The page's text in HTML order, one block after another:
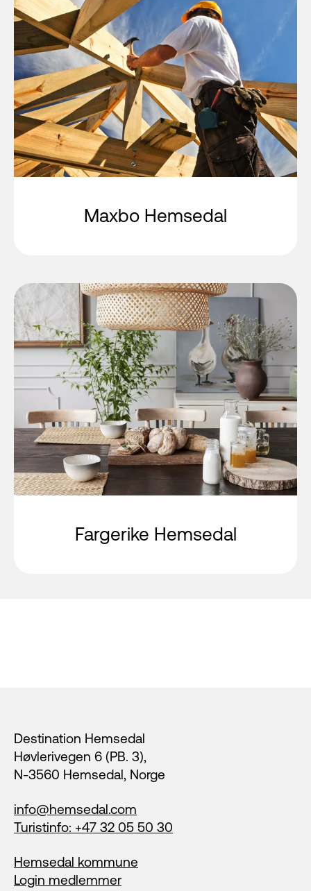
Maxbo Hemsedal
Fargerike Hemsedal
Destination Hemsedal
Høvlerivegen 6 (PB. 3),
N-3560 Hemsedal, Norge
info@hemsedal.com
Turistinfo: +47 32 05 50 30
Hemsedal kommune
Login medlemmer